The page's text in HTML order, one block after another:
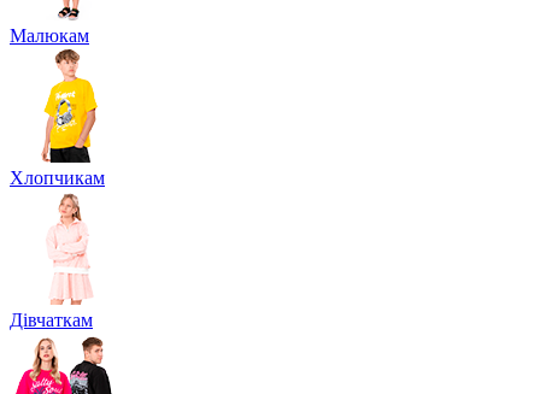
Малюкам
Хлопчикам
Дівчаткам